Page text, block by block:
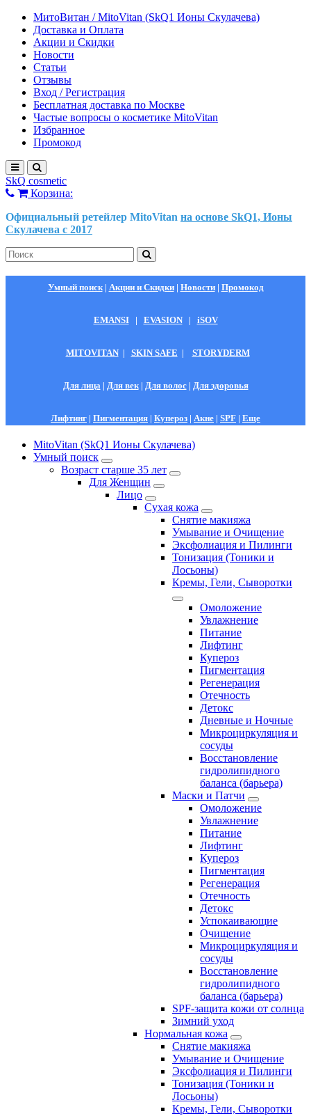
МитоВитан / MitoVitan (SkQ1 Ионы Скулачева)
Доставка и Оплата
Акции и Скидки
Новости
Статьи
Отзывы
Вход / Регистрация
Бесплатная доставка по Москве
Частые вопросы о косметике MitoVitan
Избранное
Промокод
SkQ cosmetic
Корзина:
Официальный ретейлер MitoVitan на основе SkQ1, Ионы
Скулачева c 2017
Умный поиск| Акции и Скидки| Новости| Промокод
EMANSI| EVASION| iSOV
MITOVITAN | SKIN SAFE | STORYDERM
Для лица | Для век| Для волос| Для здоровья
Лифтинг | Пигментация | Купероз | Акне | SPF | Еще
MitoVitan (SkQ1 Ионы Скулачева)
Умный поиск
Возраст старше 35 лет
Для Женщин
Лицо
Сухая кожа
Снятие макияжа
Умывание и Очищение
Эксфолиация и Пилинги
Тонизация (Тоники и
Лосьоны)
Кремы, Гели, Сыворотки
Омоложение
Увлажнение
Питание
Лифтинг
Купероз
Пигментация
Регенерация
Отечность
Детокс
Дневные и Ночные
Микроциркуляция и
сосуды
Восстановление
гидролипидного
баланса (барьера)
Маски и Патчи
Омоложение
Увлажнение
Питание
Лифтинг
Купероз
Пигментация
Регенерация
Отечность
Детокс
Успокаивающие
Очищение
Микроциркуляция и
сосуды
Восстановление
гидролипидного
баланса (барьера)
SPF-защита кожи от солнца
Зимний уход
Нормальная кожа
Снятие макияжа
Умывание и Очищение
Эксфолиация и Пилинги
Тонизация (Тоники и
Лосьоны)
Кремы, Гели, Сыворотки